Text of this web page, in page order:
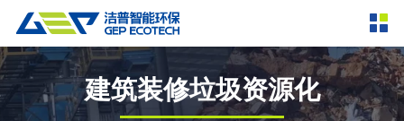
产品中心 撕碎设备
双轴撕碎机 单轴撕碎机
建筑装修垃圾资源化